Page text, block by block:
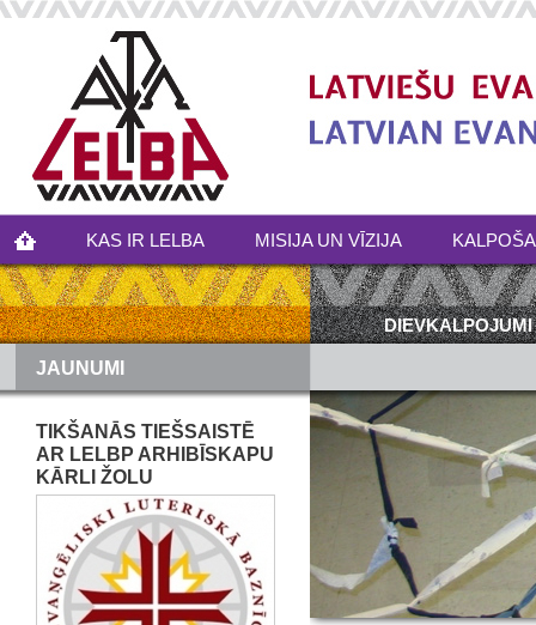
KAS IR LELBA MISIJA UN VĪZIJA
DIEVKALPOJUMI
JAUNUMI
TIKŠANĀS TIEŠSAISTĒ
AR LELBP ARHIBĪSKAPU
KĀRLI ŽOLU